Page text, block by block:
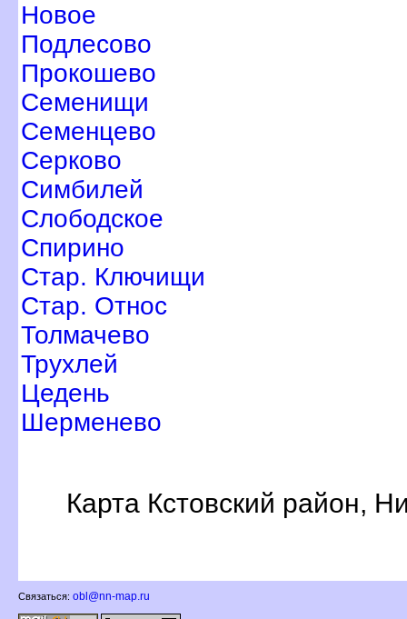
Новое
Подлесово
Прокошево
Семенищи
Семенцево
Серково
Симбилей
Слободское
Спирино
Стар. Ключищи
Стар. Относ
Толмачево
Трухлей
Цедень
Шерменево
Карта Кстовский район,
Связаться: obl@nn-map.ru